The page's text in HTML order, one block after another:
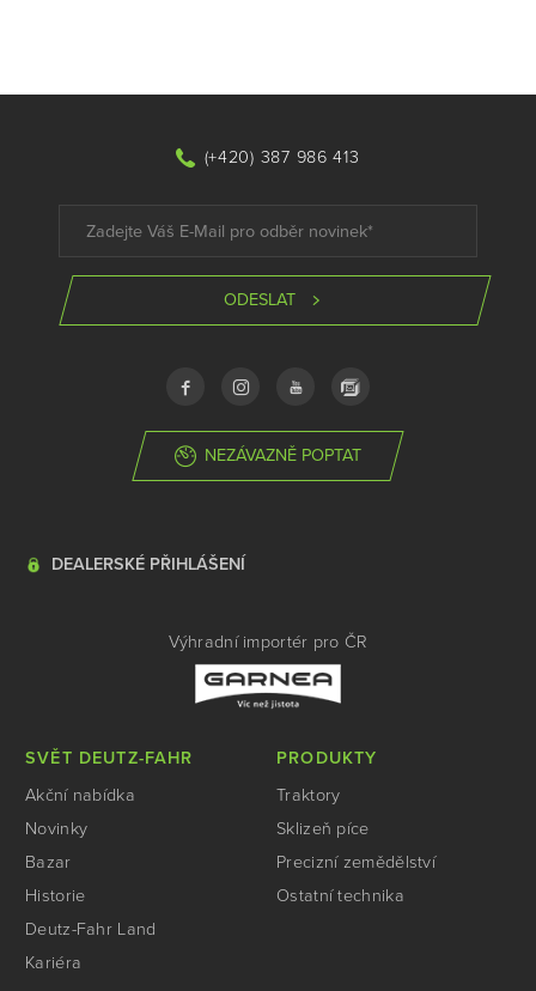
(+420) 387 986 413
ODESLAT
NEZÁVAZNĚ POPTAT
DEALERSKÉ PŘIHLÁŠENÍ
Výhradní importér pro ČR
SVĚT DEUTZ-FAHR
Akční nabídka
Novinky
Bazar
Historie
Deutz-Fahr Land
Kariéra
PRODUKTY
Traktory
Sklizeň píce
Precizní zemědělství
Ostatní technika